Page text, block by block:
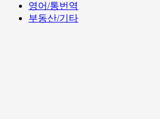
영어/통번역
부동산/기타